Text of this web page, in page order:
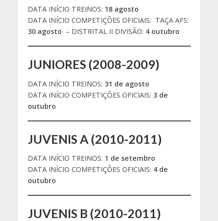
DATA INÍCIO TREINOS: 18 agosto
DATA INÍCIO COMPETIÇÕES OFICIAIS: TAÇA AFS:
30 agosto – DISTRITAL II DIVISÃO: 4 outubro
JUNIORES (2008-2009)
DATA INÍCIO TREINOS: 31 de agosto
DATA INÍCIO COMPETIÇÕES OFICIAIS: 3 de
outubro
JUVENIS A (2010-2011)
DATA INÍCIO TREINOS: 1 de setembro
DATA INÍCIO COMPETIÇÕES OFICIAIS: 4 de
outubro
JUVENIS B (2010-2011)